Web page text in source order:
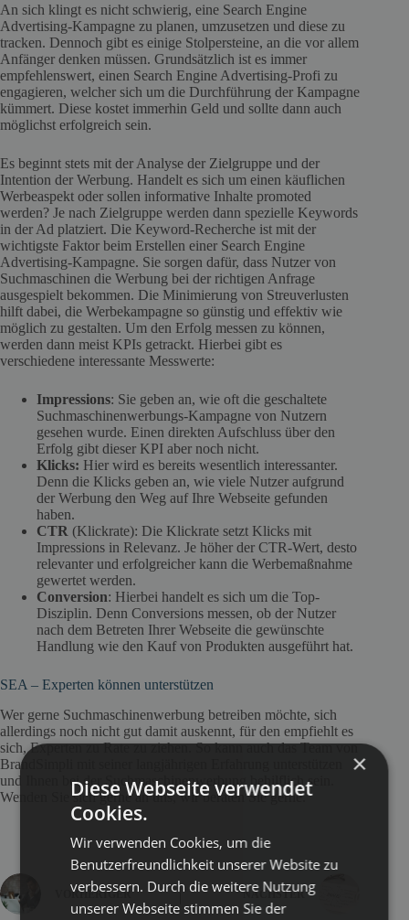
An sich klingt es nicht schwierig, eine Search Engine
Advertising-Kampagne zu planen, umzusetzen und diese zu
tracken. Dennoch gibt es einige Stolpersteine, an die vor allem
Anfänger denken müssen. Grundsätzlich ist es immer
empfehlenswert, einen Search Engine Advertising-Profi zu
engagieren, welcher sich um die Durchführung der Kampagne
kümmert. Diese kostet immerhin Geld und sollte dann auch
möglichst erfolgreich sein.
Es beginnt stets mit der Analyse der Zielgruppe und der
Intention der Werbung. Handelt es sich um einen käuflichen
Werbeaspekt oder sollen informative Inhalte promoted
werden? Je nach Zielgruppe werden dann spezielle Keywords
in der Ad platziert. Die Keyword-Recherche ist mit der
wichtigste Faktor beim Erstellen einer Search Engine
Advertising-Kampagne. Sie sorgen dafür, dass Nutzer von
Suchmaschinen die Werbung bei der richtigen Anfrage
ausgespielt bekommen. Die Minimierung von Streuverlusten
hilft dabei, die Werbekampagne so günstig und effektiv wie
möglich zu gestalten. Um den Erfolg messen zu können,
werden dann meist KPIs getrackt. Hierbei gibt es
verschiedene interessante Messwerte:
Impressions: Sie geben an, wie oft die geschaltete
Suchmaschinenwerbungs-Kampagne von Nutzern
gesehen wurde. Einen direkten Aufschluss über den
Erfolg gibt dieser KPI aber noch nicht.
Klicks: Hier wird es bereits wesentlich interessanter.
Denn die Klicks geben an, wie viele Nutzer aufgrund
der Werbung den Weg auf Ihre Webseite gefunden
haben.
CTR (Klickrate): Die Klickrate setzt Klicks mit
Impressions in Relevanz. Je höher der CTR-Wert, desto
relevanter und erfolgreicher kann die Werbemaßnahme
gewertet werden.
Conversion: Hierbei handelt es sich um die Top-
Disziplin. Denn Conversions messen, ob der Nutzer
nach dem Betreten Ihrer Webseite die gewünschte
Handlung wie den Kauf von Produkten ausgeführt hat.
SEA – Experten können unterstützen
Wer gerne Suchmaschinenwerbung betreiben möchte, sich
allerdings noch nicht gut damit auskennt, für den empfiehlt es
sich, Experten zu Rate zu ziehen. So kann auch das Team von
BrandSimpli mit seiner langjährigen Erfahrung unterstützen
und Ihnen bei der Suchmaschinenwerbung behilflich sein.
Wenden Sie sich gerne an uns, wir beraten Sie gerne.
VORHERIGER NÄCHSTER
×
Diese Webseite verwendet
Cookies.
Wir verwenden Cookies, um die
Benutzerfreundlichkeit unserer Website zu
verbessern. Durch die weitere Nutzung
unserer Webseite stimmen Sie der